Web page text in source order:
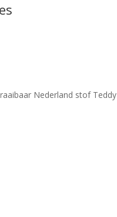
Nederland stof Teddy